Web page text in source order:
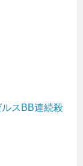
スBB連続殺